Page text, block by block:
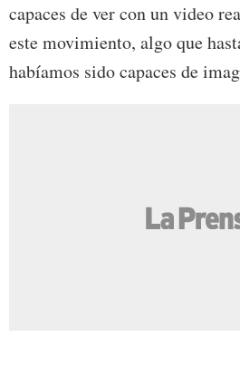
capaces de ver con un video
este movimiento, algo que
habíamos sido capaces de